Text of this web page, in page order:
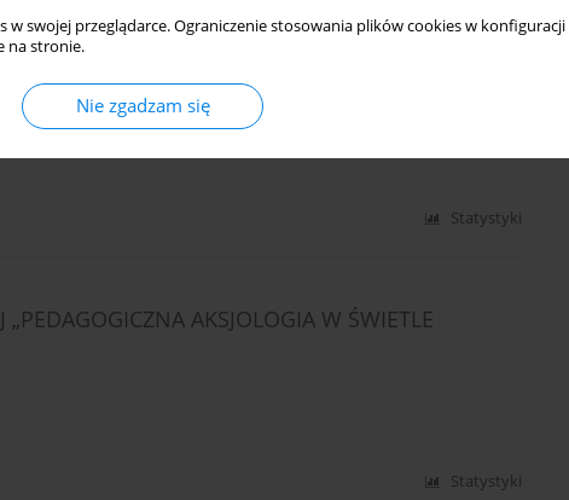
w swojej przeglądarce. Ograniczenie stosowania plików cookies w
na stronie.
Nie zgadzam się
OPINII STUDENTÓW PAŃSTWOWEJ SZKOŁY
Statystyki
AKSJOLOGIA W ŚWIETLE
Statystyki